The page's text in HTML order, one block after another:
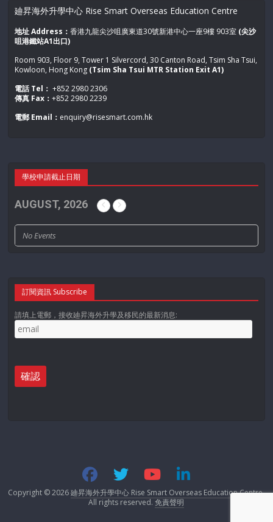
學生年齡*
參加人數
電郵*
預約講座日期及時間
試日 (學校代表親臨招生)
10月16日 6PM Sherborne Girls 入學講座及面
試日 (學校代表親臨招生)
廸昇海外升學中心 Rise Smart Overseas Education Centre
地址 Address：香港九龍尖沙咀廣東道30號新港中心一座9樓 903室 (尖沙
咀港鐵站A1出口)
Room 903, Floor 9, Tower 1 Silvercord, 30 Canton Road, Tsim Sha Tsui,
Kowloon, Hong Kong (Tsim Sha Tsui MTR Station Exit A1)
電話 Tel： +852 2980 2306
傳真 Fax：+852 2980 2239
電郵 Email： enquiry@risesmart.com.hk
學校申請截止日期
AUGUST, 2026
No Events
訂閱資訊 Subscribe
請填上電郵，接收廸昇海外升學及移民的最新消息:
Copyright © 2026廸昇海外升學中心 Rise Smart Overseas Education Centre.
All rights reserved.免責聲明